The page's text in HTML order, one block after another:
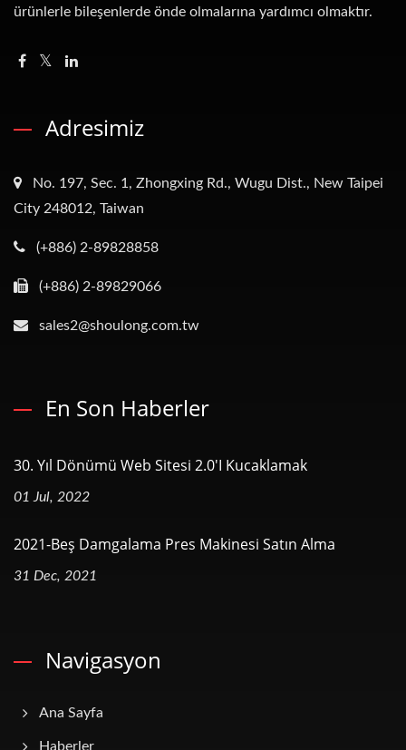
ürünlerle bileşenlerde önde olmalarına yardımcı olmaktır.
Adresimiz
No. 197, Sec. 1, Zhongxing Rd., Wugu Dist., New Taipei
City 248012, Taiwan
(+886) 2-89828858
(+886) 2-89829066
sales2@shoulong.com.tw
En Son Haberler
30. Yıl Dönümü Web Sitesi 2.0'ı Kucaklamak
01 Jul, 2022
2021-Beş Damgalama Pres Makinesi Satın Alma
31 Dec, 2021
Navigasyon
Ana Sayfa
Haberler